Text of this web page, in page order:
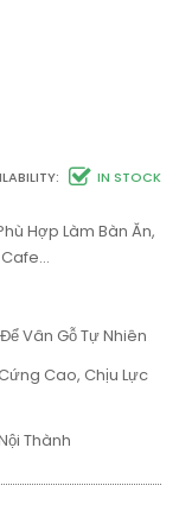
IN STOCK
Hợp Làm Bàn Ăn,
Cafe…
Vân Gỗ Tự Nhiên
Cao, Chịu Lực
Thành